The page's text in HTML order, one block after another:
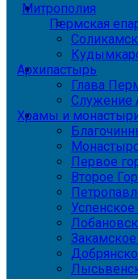
Митрополия
Пермская
Архипастырь
Глава
Служение
Храмы и
Первое
Второе
Успенское